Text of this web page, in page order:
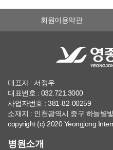
회원이용약관
대표자 : 서정우
대표번호 : 032.721.3000
사업자번호 : 381-82-00259
소재지 : 인천광역시 중구 하늘별
copyright (c) 2020 Yeongjong
병원소개